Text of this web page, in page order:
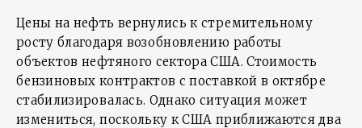
Цены на нефть вернулись к стремительному
росту благодаря возобновлению работы
объектов нефтяного сектора США. Стоимость
бензиновых контрактов с поставкой в октябре
стабилизировалась. Однако ситуация может
измениться, поскольку к США приближаются два